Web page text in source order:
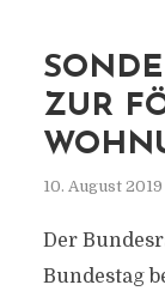
ZUR
10. August 2019
Der
Bundestag